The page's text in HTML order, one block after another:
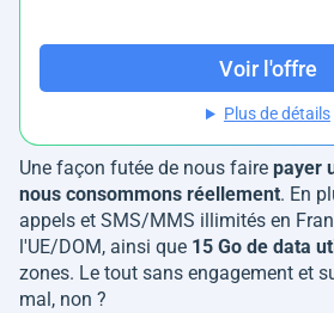
Voir l'offre
Plus de détails
Une façon futée de nous faire payer
nous consommons réellement. En
appels et SMS/MMS illimités en
l'UE/DOM, ainsi que 15 Go de data
zones. Le tout sans engagement et
mal, non ?